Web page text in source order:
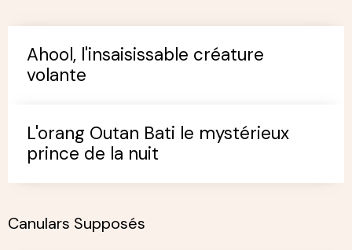
Ahool, l'insaisissable créature
volante
L'orang Outan Bati le mystérieux
prince de la nuit
Canulars Supposés